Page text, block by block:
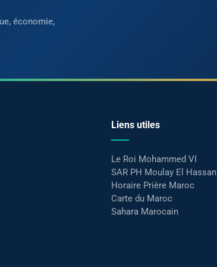
économie,
Liens utiles
Le Roi Mohammed VI
SAR PH Moulay El Hassan
Horaire Prière Maroc
Carte du Maroc
Sahara Marocain